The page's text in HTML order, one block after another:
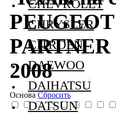
PEUGEOT
PARTNER
2008
Основа Сбросить
CHEVROLET
CHRYSLER
CITROEN
DAEWOO
DAIHATSU
DATSUN